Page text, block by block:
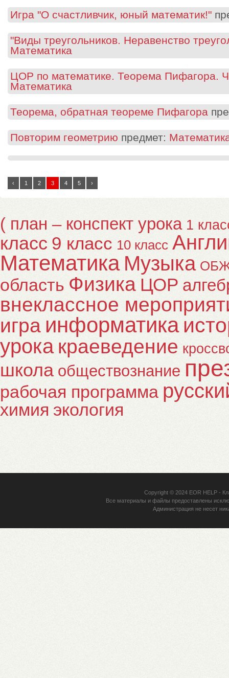
Игра "О счастливчик, юный математик!"
"Виды треугольников. Неравенство
Математика
ЦОР по математике. Теорема Пифагора.
Математика
Теорема, обратная теореме Пифагора
Повторим геометрию предмет:
‹ 1 2 3 4 5 ›
( план – конспект урока 1
класс 9 класс 10 класс
Математика Музыка
область Физика ЦОР
внеклассное
игра информатика
урока краеведение
школа обществознание
рабочая программа
химия экология
Copyright © 2024 EOR HELP-
Все материалы и файлы предоставлены
Администрация не несет